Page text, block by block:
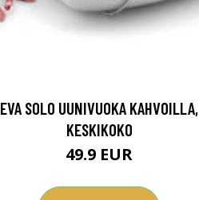
EVA SOLO UUNIVUOKA KAHVOILLA,
KESKIKOKO
49.9 EUR